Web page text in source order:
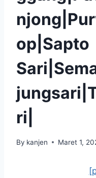
op|Sapto
ri|
By kanjen Maret 1,